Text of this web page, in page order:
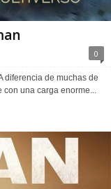
0
diferencia de muchas de
con una carga enorme...